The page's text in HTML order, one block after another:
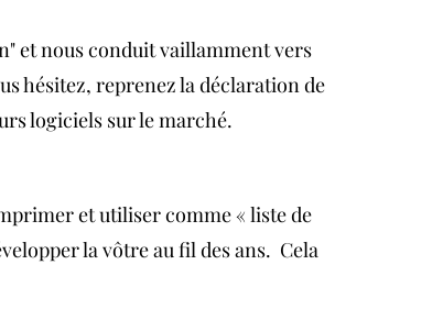
et nous conduit vaillamment vers
hésitez, reprenez la déclaration de
logiciels sur le marché.
et utiliser comme « liste de
la vôtre au fil des ans.  Cela